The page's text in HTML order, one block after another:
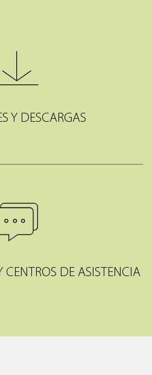
Y DESCARGAS
CENTROS DE ASISTENCIA